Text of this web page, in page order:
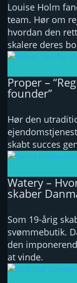
Louise Holm
team. Hør om
hvordan den
skalere deres
Proper –
founder”
Hør den
skabt succes
Watery –
skaber
Som 19-årig
svømmebutik.
den
at vinde.